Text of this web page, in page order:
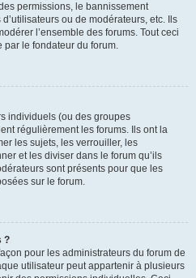
permissions, le bannissement
ou de modérateurs, etc. Ils
l’ensemble des forums. Tout ceci
le fondateur du forum.
individuels (ou des groupes
régulièrement les forums. Ils ont la
les sujets, les verrouiller, les
et les diviser dans le forum qu’ils
sont présents pour que les
sur le forum.
?
pour les administrateurs du forum de
utilisateur peut appartenir à plusieurs